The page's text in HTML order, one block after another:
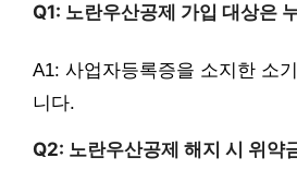
Q1: 노란우산공제 가입 대상은
A1: 사업자등록증을 소지한 소
니다.
Q2: 노란우산공제 해지 시 위약